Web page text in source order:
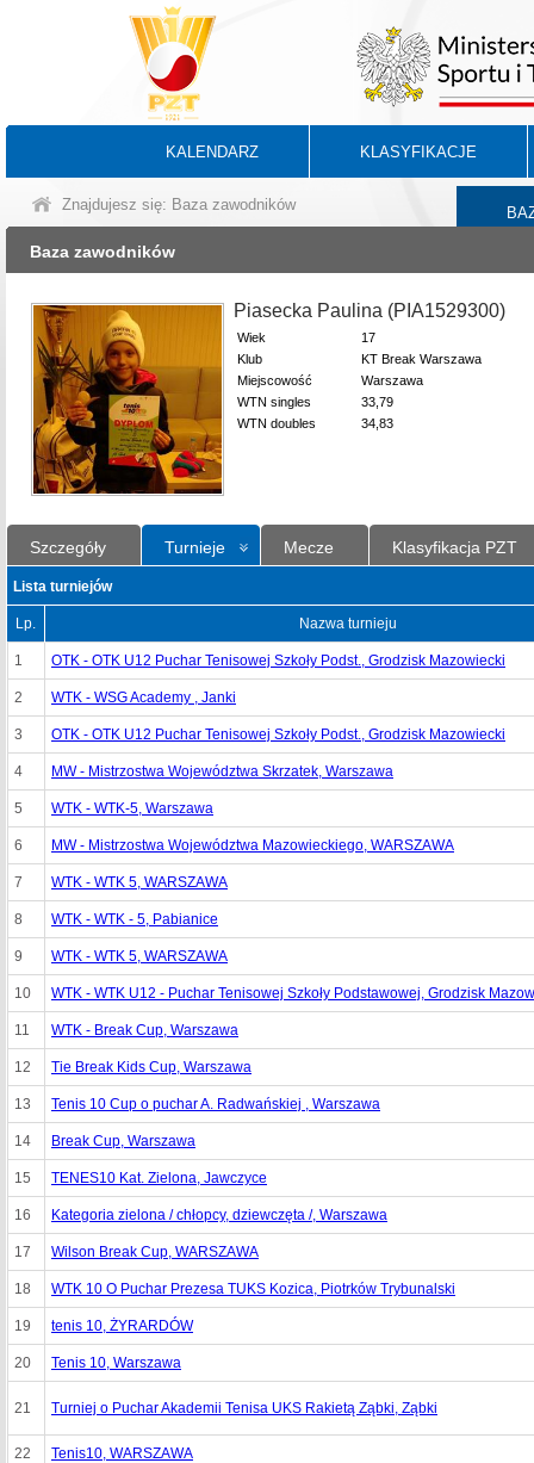
KALENDARZ KLASYFIKACJE
Znajdujesz się: Baza zawodników
Baza zawodników
Piasecka Paulina (PIA1529300)
Wiek
17
Klub
KT Break Warszawa
Miejscowość
Warszawa
WTN singles
33,79
WTN doubles
34,83
Szczegóły Turnieje Mecze Klasyfikacja PZT
Lista turniejów
Lp. Nazwa turnieju
1 OTK - OTK U12 Puchar Tenisowej Szkoły Podst., Grodzisk Mazowiecki
2 WTK - WSG Academy , Janki
3 OTK - OTK U12 Puchar Tenisowej Szkoły Podst., Grodzisk Mazowiecki
4 MW - Mistrzostwa Województwa Skrzatek, Warszawa
5 WTK - WTK-5, Warszawa
6 MW - Mistrzostwa Województwa Mazowieckiego, WARSZAWA
7 WTK - WTK 5, WARSZAWA
8 WTK - WTK - 5, Pabianice
9 WTK - WTK 5, WARSZAWA
10 WTK - WTK U12 - Puchar Tenisowej Szkoły Podstawowej, Grodzisk
11 WTK - Break Cup, Warszawa
12 Tie Break Kids Cup, Warszawa
13 Tenis 10 Cup o puchar A. Radwańskiej , Warszawa
14 Break Cup, Warszawa
15 TENES10 Kat. Zielona, Jawczyce
16 Kategoria zielona / chłopcy, dziewczęta /, Warszawa
17 Wilson Break Cup, WARSZAWA
18 WTK 10 O Puchar Prezesa TUKS Kozica, Piotrków Trybunalski
19 tenis 10, ŻYRARDÓW
20 Tenis 10, Warszawa
21 Turniej o Puchar Akademii Tenisa UKS Rakietą Ząbki, Ząbki
22 Tenis10, WARSZAWA